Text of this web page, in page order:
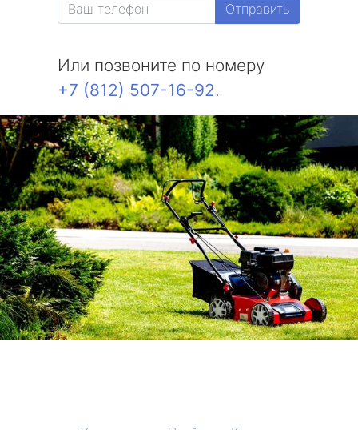
Отправить
Или позвоните по номеру
+7 (812) 507-16-92.